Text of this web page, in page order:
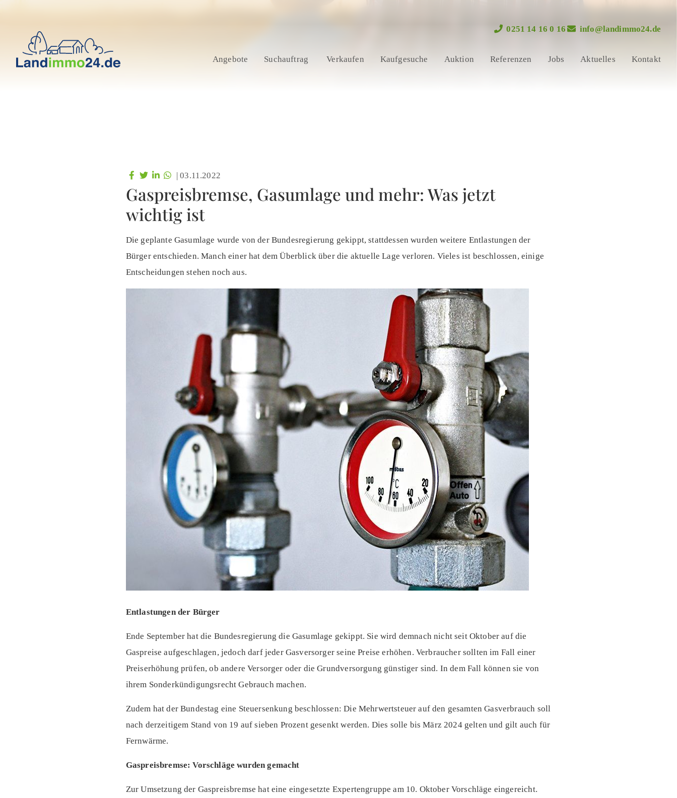
0251 14 16 0 16 info@landimmo24.de
Angebote Suchauftrag Verkaufen Kaufgesuche Auktion Referenzen Jobs Aktuelles Kontakt
|03.11.2022
Gaspreisbremse, Gasumlage und mehr: Was jetzt
wichtig ist
Die geplante Gasumlage wurde von der Bundesregierung gekippt, stattdessen wurden weitere Entlastungen der
Bürger entschieden. Manch einer hat dem Überblick über die aktuelle Lage verloren. Vieles ist beschlossen, einige
Entscheidungen stehen noch aus.
Entlastungen der Bürger
Ende September hat die Bundesregierung die Gasumlage gekippt. Sie wird demnach nicht seit Oktober auf die
Gaspreise aufgeschlagen, jedoch darf jeder Gasversorger seine Preise erhöhen. Verbraucher sollten im Fall einer
Preiserhöhung prüfen, ob andere Versorger oder die Grundversorgung günstiger sind. In dem Fall können sie von
ihrem Sonderkündigungsrecht Gebrauch machen.
Zudem hat der Bundestag eine Steuersenkung beschlossen: Die Mehrwertsteuer auf den gesamten Gasverbrauch soll
nach derzeitigem Stand von 19 auf sieben Prozent gesenkt werden. Dies solle bis März 2024 gelten und gilt auch für
Fernwärme.
Gaspreisbremse: Vorschläge wurden gemacht
Zur Umsetzung der Gaspreisbremse hat eine eingesetzte Expertengruppe am 10. Oktober Vorschläge eingereicht.